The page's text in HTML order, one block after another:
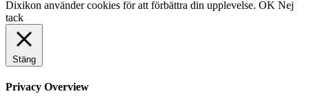
Dixikon använder cookies för att förbättra din upplevelse. OK Nej
tack
Stäng
Privacy Overview